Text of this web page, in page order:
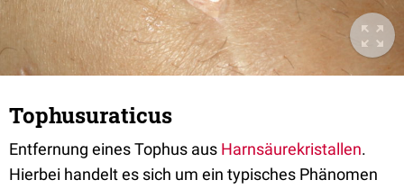
Tophusuraticus
Entfernung eines Tophus aus Harnsäurekristallen.
Hierbei handelt es sich um ein typisches Phänomen